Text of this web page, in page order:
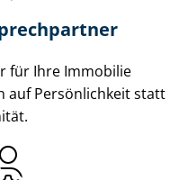
für Ihre Immobilie
auf Persönlichkeit statt